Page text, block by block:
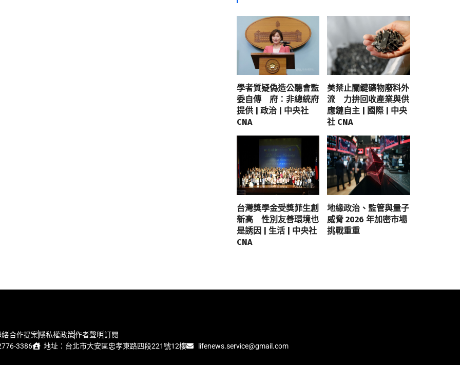
學者質疑偽造公聽會監
委自傳 府：非總統府
提供 | 政治 | 中央社
CNA
美禁止關鍵礦物廢料外
流 力拚回收產業與供
應鏈自主 | 國際 | 中央
社 CNA
台灣獎學金受獎菲生創
新高 性別友善環境也
是誘因 | 生活 | 中央社
CNA
地緣政治、監管與量子
威脅 2026 年加密市場
挑戰重重
絡合作提案隱私權政策作者聲明訂閱
3386
地址：台北市大安區忠孝東路四段221號12樓 lifenews.service@gmail.com